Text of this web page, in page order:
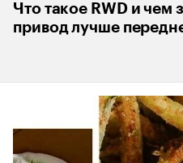
Что такое RWD и чем
привод лучше